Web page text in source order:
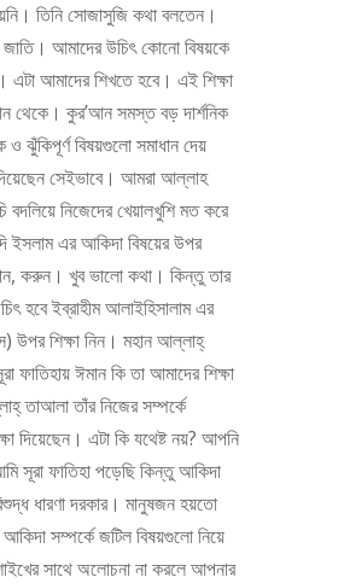
তিনি সোজাসুজি কথা বলতেন।
জাতি। আমাদের উচিৎ কোনো বিষয়কে
এটা আমাদের শিখতে হবে। এই শিক্ষা
থেকে। কুর’আন সমস্ত বড় দার্শনিক
ঝুঁকিপূর্ণ বিষয়গুলো সমাধান দেয়
সেইভাবে। আমরা আল্লাহ
বদলিয়ে নিজেদের খেয়ালখুশি মত করে
ইসলাম এর আকিদা বিষয়ের উপর
করুন। খুব ভালো কথা। কিন্তু তার
হবে ইব্রাহীম আলাইহিসালাম এর
উপর শিক্ষা নিন। মহান আল্লাহ্‌
ফাতিহায় ঈমান কি তা আমাদের শিক্ষা
তাআলা তাঁর নিজের সম্পর্কে
দিয়েছেন। এটা কি যথেষ্ট নয়? আপনি
সূরা ফাতিহা পড়েছি কিন্তু আকিদা
ধারণা দরকার। মানুষজন হয়তো
সম্পর্কে জটিল বিষয়গুলো নিয়ে
সাথে অলোচনা না করলে আপনার